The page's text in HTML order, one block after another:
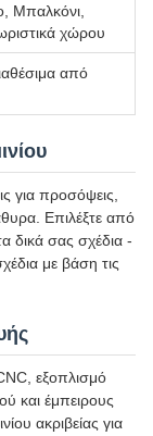
Μπαλκόνι,
χώρου
από
για προσόψεις,
Επιλέξτε από
δικά σας σχέδια -
με βάση τις
εξοπλισμό
και έμπειρους
ακριβείας για